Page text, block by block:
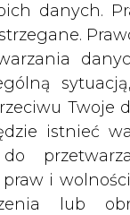
danych.
Twoje
istnieć
i
lub
zasad korzystania